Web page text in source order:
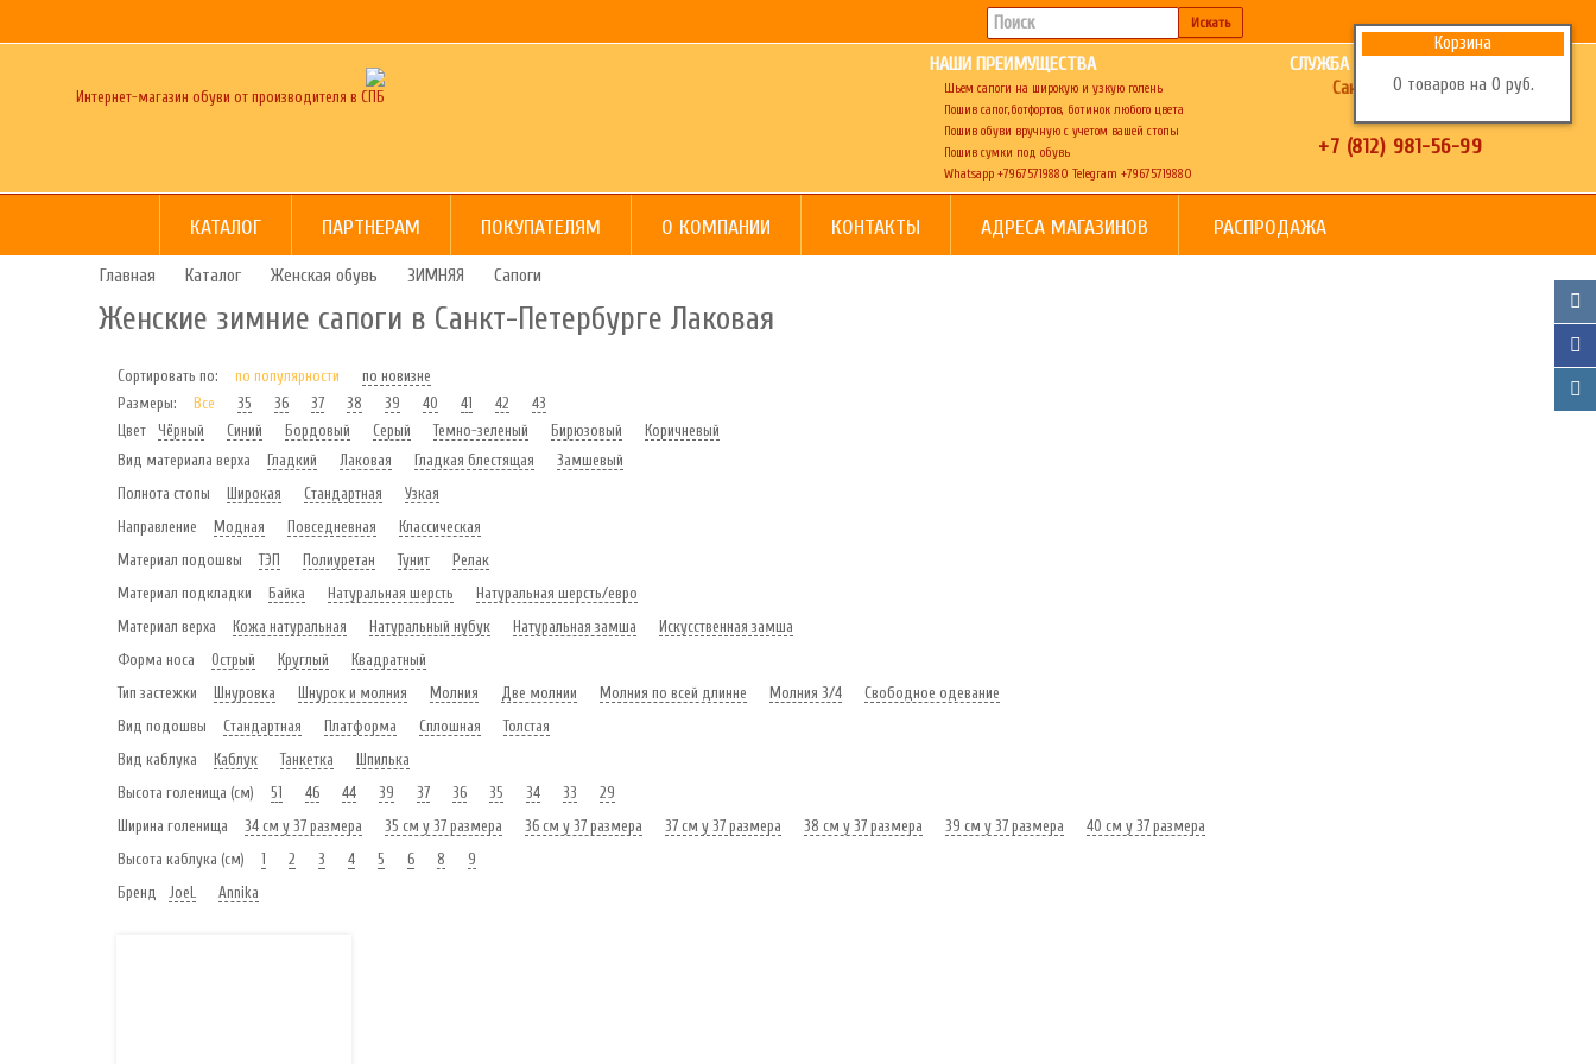
Интернет-магазин обуви от производителя в СПБ
НАШИ ПРЕИМУЩЕСТВА
Шьем сапоги на широкую и узкую голень
Пошив сапог,ботфортов, ботинок любого цвета
Пошив обуви вручную с учетом вашей стопы
Пошив сумки под обувь
Whatsapp +79675719880 Telegram +79675719880
СЛУЖБА ПОДДЕРЖКИ
Санкт-Петербург
+7 (812) 981-56-99
КАТАЛОГ ПАРТНЕРАМ ПОКУПАТЕЛЯМ О КОМПАНИИ КОНТАКТЫ АДРЕСА МАГАЗИНОВ РАСПРОДАЖА
Главная Каталог Женская обувь ЗИМНЯЯ Сапоги
Женские зимние сапоги в Санкт-Петербурге Лаковая
Сортировать по: по популярности
по новизне
Размеры:
Все 35 36 37 38 39 40 41 42
43
Цвет
Чёрный Синий Бордовый Серый Темно-зеленый Бирюзовый
Коричневый
Вид материала верха
Гладкий Лаковая Гладкая блестящая
Замшевый
Полнота стопы
Широкая Стандартная
Узкая
Направление
Модная Повседневная
Классическая
Материал подошвы
ТЭП Полиуретан Тунит
Релак
Материал подкладки
Байка Натуральная шерсть
Натуральная шерсть/евро
Материал верха
Кожа натуральная Натуральный нубук Натуральная замша
Искусственная замша
Форма носа
Острый Круглый
Квадратный
Тип застежки
Шнуровка Шнурок и молния Молния Две молнии Молния по всей длинне Молния 3/4
Свободное одевание
Вид подошвы
Стандартная Платформа Сплошная
Толстая
Вид каблука
Каблук Танкетка
Шпилька
Высота голенища (см)
51 46 44 39 37 36 35 34 33
29
Ширина голенища
34 см у 37 размера 35 см у 37 размера 36 см у 37 размера 37 см у 37 размера 38 см у 37 размера 39 см у 37 размера
40 см у 37 размера
Высота каблука (см)
1 2 3 4 5 6 8
9
Бренд
JoeL Annika
Корзина
0 товаров на 0 руб.